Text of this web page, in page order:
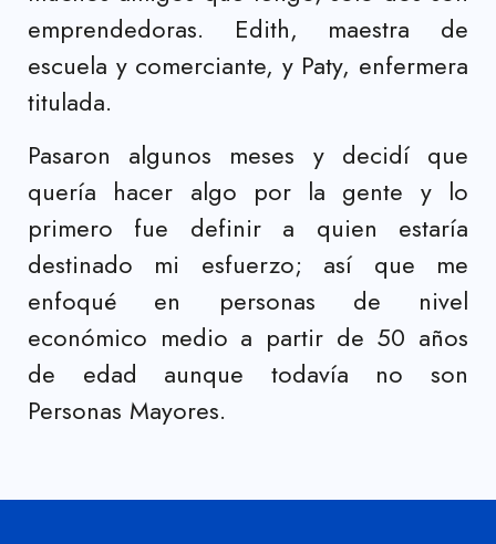
emprendedoras. Edith, maestra de
escuela y comerciante, y Paty, enfermera
titulada.
Pasaron algunos meses y decidí que
quería hacer algo por la gente y lo
primero fue definir a quien estaría
destinado mi esfuerzo; así que me
enfoqué en personas de nivel
económico medio a partir de 50 años
de edad aunque todavía no son
Personas Mayores.